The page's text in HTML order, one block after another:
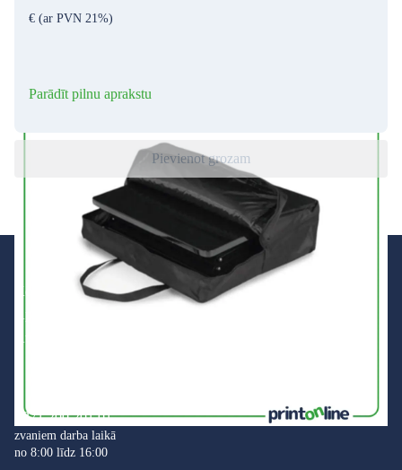
€ (ar PVN 21%)
Parādīt pilnu aprakstu
Pievienot grozam
Kontakti
Atgriešanas politika
+371 200 201 01
zvaniem darba laikā
no 8:00 līdz 16:00